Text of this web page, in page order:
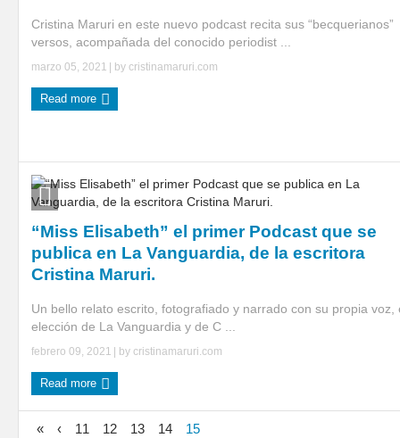
Cristina Maruri en este nuevo podcast recita sus “becquerianos”
versos, acompañada del conocido periodist ...
marzo 05, 2021 | by cristinamaruri.com
Read more
“Miss Elisabeth” el primer Podcast que se
publica en La Vanguardia, de la escritora
Cristina Maruri.
Un bello relato escrito, fotografiado y narrado con su propia voz,
elección de La Vanguardia y de C ...
febrero 09, 2021 | by cristinamaruri.com
Read more
« ‹ 11 12 13 14 15